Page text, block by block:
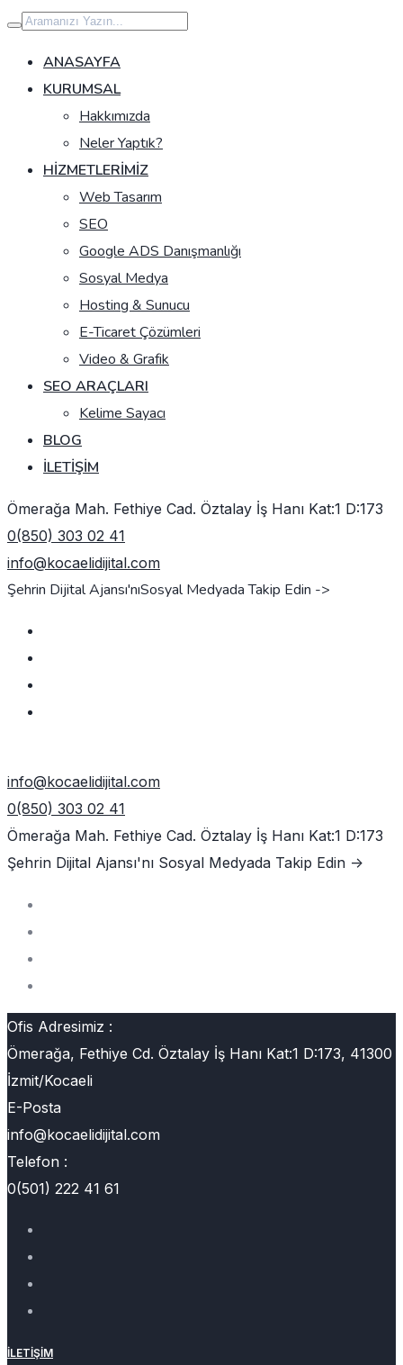
İçeriğe
geç
ANASAYFA
KURUMSAL
Hakkımızda
Neler Yaptık?
HIZMETLERIMIZ
Web Tasarım
SEO
Google ADS Danışmanlığı
Sosyal Medya
Hosting & Sunucu
E-Ticaret Çözümleri
Video & Grafik
SEO ARAÇLARI
Kelime Sayacı
BLOG
İLETIŞIM
Ömerağa Mah. Fethiye Cad. Öztalay İş Hanı Kat:1 D:173
0(850) 303 02 41
info@kocaelidijital.com
Şehrin Dijital Ajansı'nıSosyal Medyada Takip Edin ->
info@kocaelidijital.com
0(850) 303 02 41
Ömerağa Mah. Fethiye Cad. Öztalay İş Hanı Kat:1 D:173
Şehrin Dijital Ajansı'nı Sosyal Medyada Takip Edin ->
Ofis Adresimiz :
Ömerağa, Fethiye Cd. Öztalay İş Hanı Kat:1 D:173, 41300
İzmit/Kocaeli
E-Posta
info@kocaelidijital.com
Telefon :
0(501) 222 41 61
İLETIŞIM